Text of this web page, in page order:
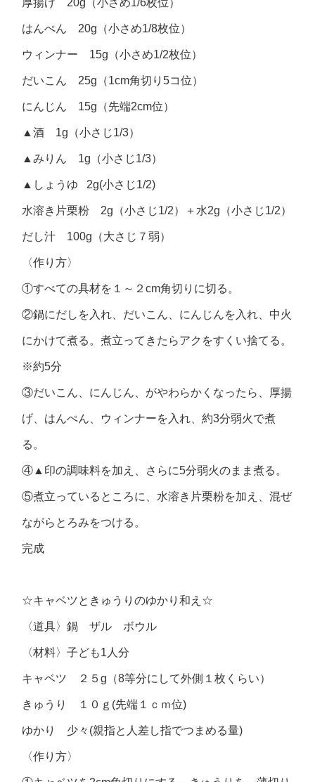
厚揚げ 20g（小さめ1/6枚位）
はんぺん 20g（小さめ1/8枚位）
ウィンナー 15g（小さめ1/2枚位）
だいこん 25g（1cm角切り5コ位）
にんじん 15g（先端2cm位）
▲酒 1g（小さじ1/3）
▲みりん 1g（小さじ1/3）
▲しょうゆ 2g(小さじ1/2)
水溶き片栗粉 2g（小さじ1/2）＋水2g（小さじ1/2）
だし汁 100g（大さじ７弱）
〈作り方〉
①すべての具材を１～２cm角切りに切る。
②鍋にだしを入れ、だいこん、にんじんを入れ、中火
にかけて煮る。煮立ってきたらアクをすくい捨てる。
※約5分
③だいこん、にんじん、がやわらかくなったら、厚揚
げ、はんぺん、ウィンナーを入れ、約3分弱火で煮
る。
④▲印の調味料を加え、さらに5分弱火のまま煮る。
⑤煮立っているところに、水溶き片栗粉を加え、混ぜ
ながらとろみをつける。
完成
☆キャベツときゅうりのゆかり和え☆
〈道具〉鍋 ザル ボウル
〈材料〉子ども1人分
キャベツ ２５g（8等分にして外側１枚くらい）
きゅうり １０ｇ(先端１ｃｍ位)
ゆかり 少々(親指と人差し指でつまめる量)
〈作り方〉